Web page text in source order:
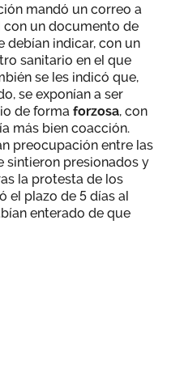
mandó un correo a
con un documento de
debían indicar, con un
sanitario en el que
se les indicó que,
se exponían a ser
de forma forzosa, con
más bien coacción.
preocupación entre las
sintieron presionados y
la protesta de los
el plazo de 5 días al
enterado de que